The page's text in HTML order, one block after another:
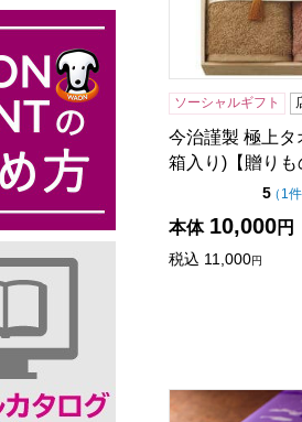
ソーシャルギフト
今治謹製 極上タ
箱入り)【贈りも
5点（
（ 1件
本体 10,000円
税込 11,000円
寿製菓 因幡の白